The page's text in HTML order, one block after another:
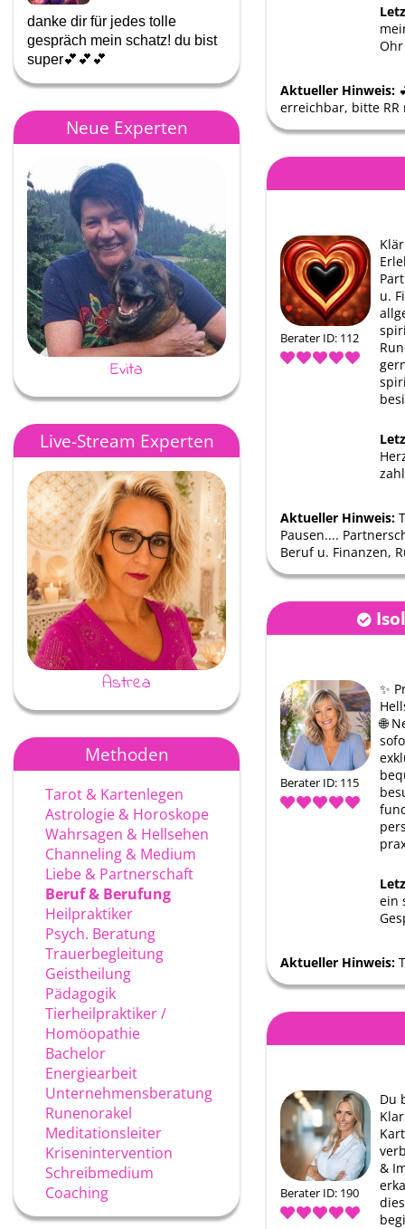
danke dir für jedes tolle
gespräch mein schatz! du bist
super💕💕💕
Danke meine Liebe!Für
Neue Experten
Evita Moira
Live-Stream Experten
Astrea Ayke
Methoden
Tarot & Kartenlegen
Astrologie & Horoskope
Wahrsagen & Hellsehen
Channeling & Medium
Liebe & Partnerschaft
Beruf & Berufung
Heilpraktiker
Psych. Beratung
Trauerbegleitung
Geistheilung
Pädagogik
Tierheilpraktiker /
Homöopathie
Bachelor
Energiearbeit
Unternehmensberatung
Runenorakel
Meditationsleiter
Krisenintervention
Schreibmedium
Coaching
Aktueller Hinweis:
erreichbar, bitte
Berater ID: 112
u.
Aktueller Hinweis:
Pausen....
Beruf u. Finanzen,
Berater ID: 115
✨
🌐
ein
Aktueller Hinweis:
Berater ID: 190
Du
&